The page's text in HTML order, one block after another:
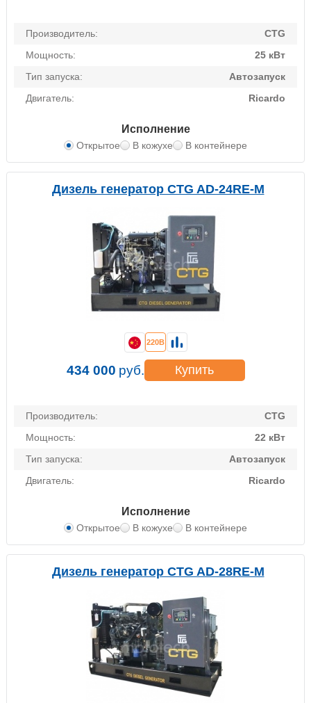
Производитель:
CTG
Мощность:
25 кВт
Тип запуска:
Автозапуск
Двигатель:
Ricardo
Исполнение
Открытое В кожухе В контейнере
Дизель генератор CTG AD-24RE-M
Производитель:
CTG
Мощность:
22 кВт
Тип запуска:
Автозапуск
Двигатель:
Ricardo
Исполнение
Открытое В кожухе В контейнере
220В
434 000 руб. Купить
Дизель генератор CTG AD-28RE-M